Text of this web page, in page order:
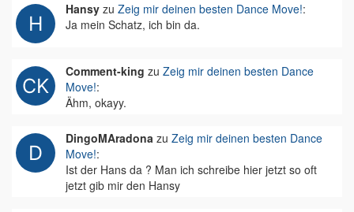
Hansy zu Zeig mir deinen besten Dance Move!:
Ja mein Schatz, ich bin da.
Comment-king zu Zeig mir deinen besten Dance
Move!:
Ähm, okayy.
DingoMAradona zu Zeig mir deinen besten Dance
Move!:
Ist der Hans da ? Man ich schreibe hier jetzt so oft
jetzt gib mir den Hansy